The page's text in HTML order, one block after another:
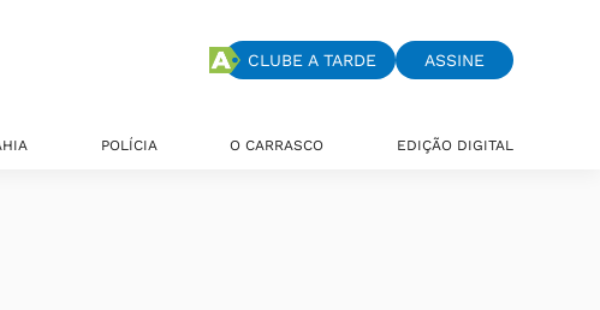
CLUBE A TARDE ASSINE
POLÍCIA O CARRASCO EDIÇÃO DIGITAL